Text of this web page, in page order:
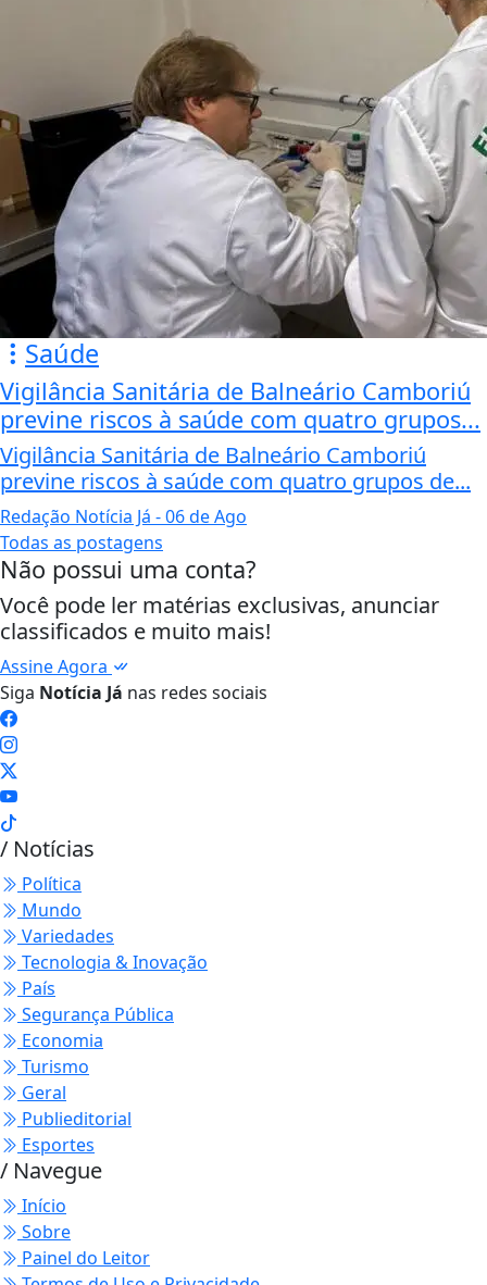
Saúde
Vigilância Sanitária de Balneário Camboriú
previne riscos à saúde com quatro grupos...
Vigilância Sanitária de Balneário Camboriú
previne riscos à saúde com quatro grupos de...
Redação Notícia Já - 06 de Ago
Todas as postagens
Não possui uma conta?
Você pode ler matérias exclusivas, anunciar
classificados e muito mais!
Assine Agora
Siga Notícia Já nas redes sociais
/ Notícias
Política
Mundo
Variedades
Tecnologia & Inovação
País
Segurança Pública
Economia
Turismo
Geral
Publieditorial
Esportes
/ Navegue
Início
Sobre
Painel do Leitor